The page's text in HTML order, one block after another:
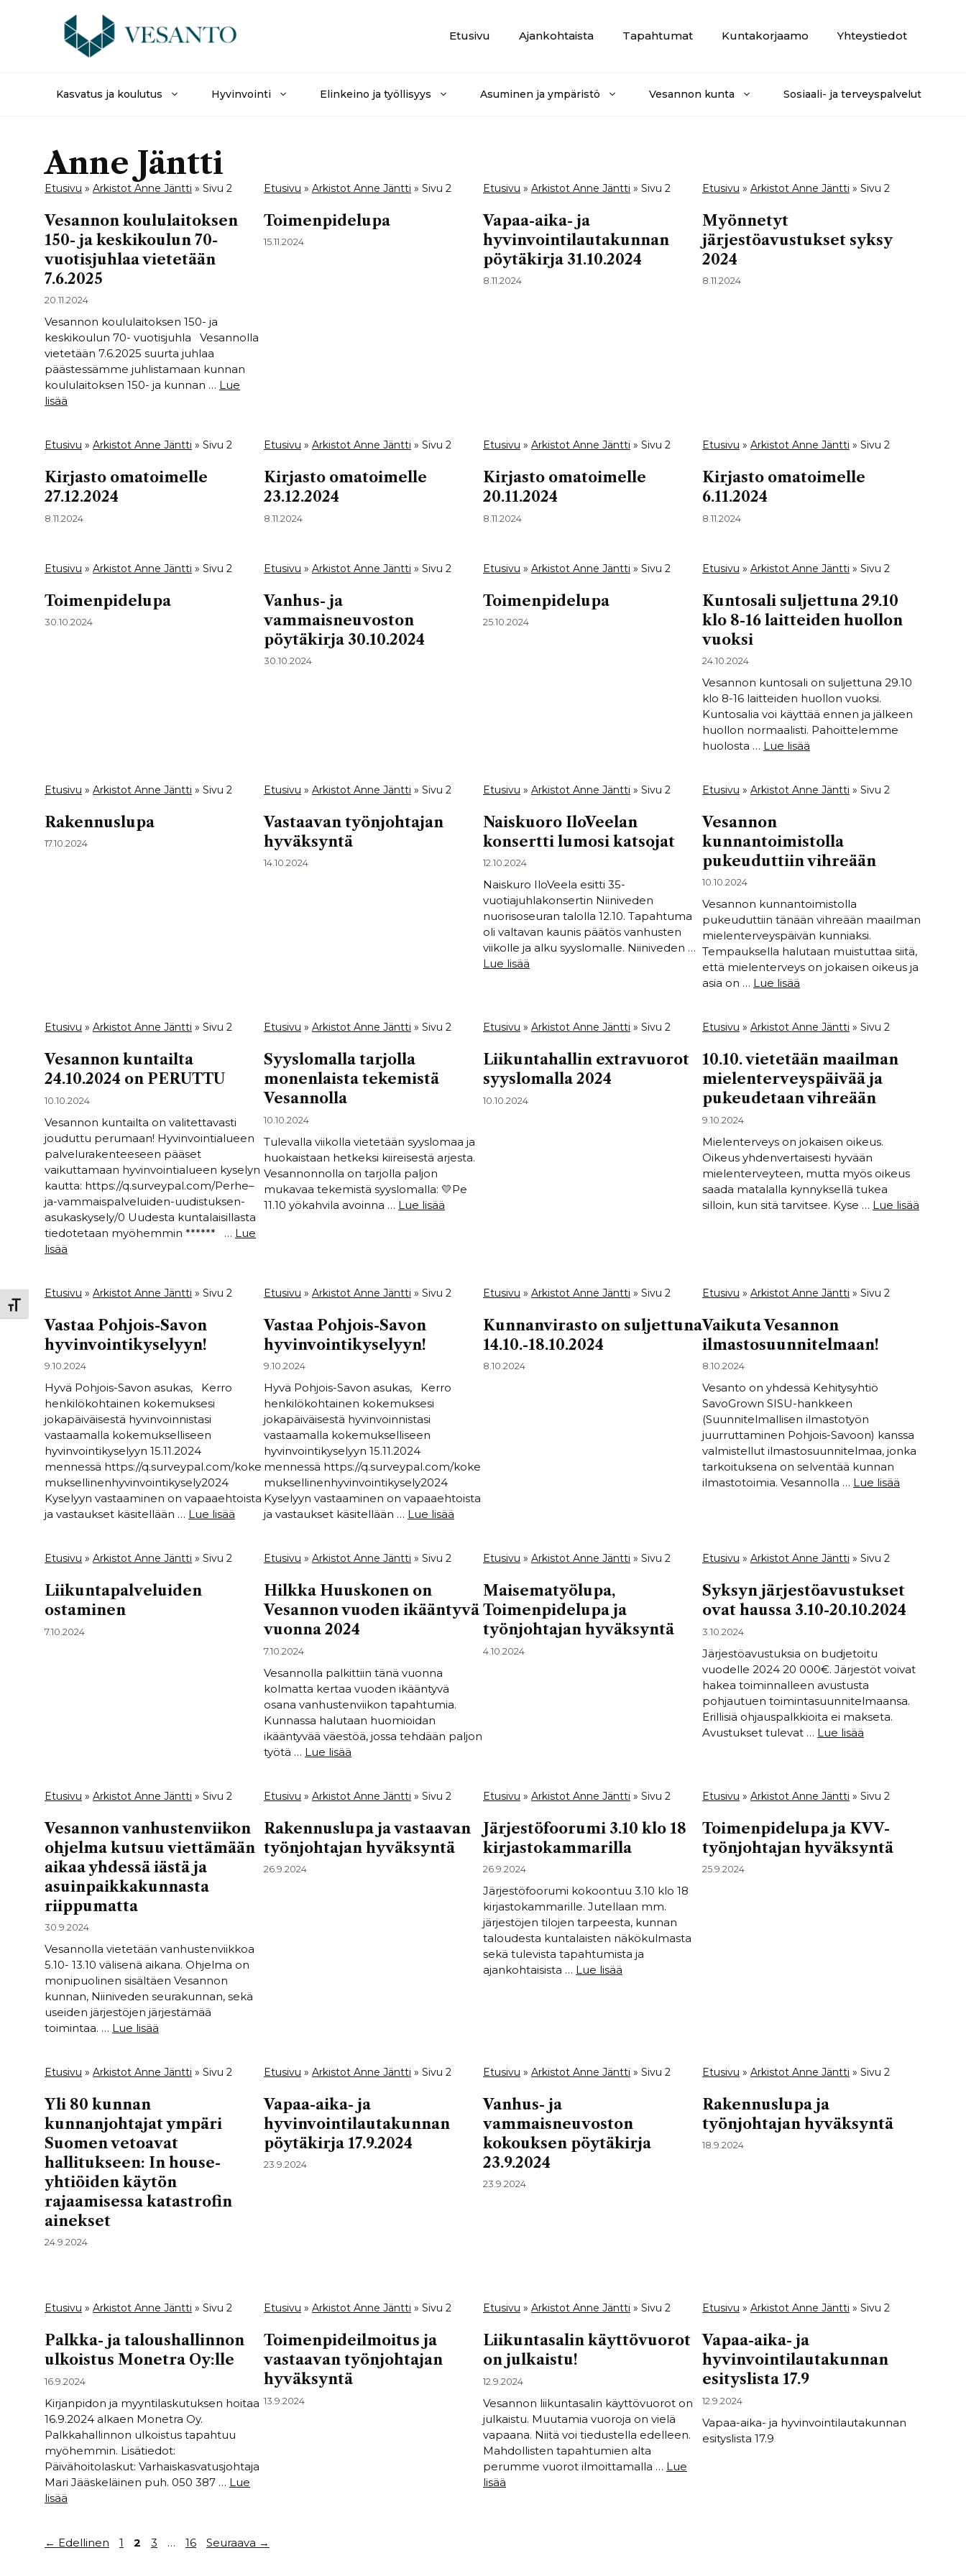
Toggle Font size
Etusivu
Ajankohtaista Tapahtumat Kuntakorjaamo Yhteystiedot
Kasvatus ja koulutus Hyvinvointi Elinkeino ja työllisyys Asuminen ja ympäristö Vesannon kunta Sosiaali- ja terveyspalvelut
Anne Jäntti
Etusivu » Arkistot Anne Jäntti » Sivu 2
Vesannon koululaitoksen
150- ja keskikoulun 70-
vuotisjuhlaa vietetään
7.6.2025
20.11.2024
Vesannon koululaitoksen 150- ja
keskikoulun 70- vuotisjuhla Vesannolla
vietetään 7.6.2025 suurta juhlaa
päästessämme juhlistamaan kunnan
koululaitoksen 150- ja kunnan … Lue
lisää
Etusivu » Arkistot Anne Jäntti » Sivu 2
Toimenpidelupa
15.11.2024
Etusivu » Arkistot Anne Jäntti » Sivu 2
Vapaa-aika- ja
hyvinvointilautakunnan
pöytäkirja 31.10.2024
8.11.2024
Etusivu » Arkistot Anne Jäntti » Sivu 2
Myönnetyt
järjestöavustukset syksy
2024
8.11.2024
Etusivu » Arkistot Anne Jäntti » Sivu 2
Kirjasto omatoimelle
27.12.2024
8.11.2024
Etusivu » Arkistot Anne Jäntti » Sivu 2
Kirjasto omatoimelle
23.12.2024
8.11.2024
Etusivu » Arkistot Anne Jäntti » Sivu 2
Kirjasto omatoimelle
20.11.2024
8.11.2024
Etusivu » Arkistot Anne Jäntti » Sivu 2
Kirjasto omatoimelle
6.11.2024
8.11.2024
Etusivu » Arkistot Anne Jäntti » Sivu 2
Toimenpidelupa
30.10.2024
Etusivu » Arkistot Anne Jäntti » Sivu 2
Vanhus- ja
vammaisneuvoston
pöytäkirja 30.10.2024
30.10.2024
Etusivu » Arkistot Anne Jäntti » Sivu 2
Toimenpidelupa
25.10.2024
Etusivu » Arkistot Anne Jäntti » Sivu 2
Kuntosali suljettuna 29.10
klo 8-16 laitteiden huollon
vuoksi
24.10.2024
Vesannon kuntosali on suljettuna 29.10
klo 8-16 laitteiden huollon vuoksi.
Kuntosalia voi käyttää ennen ja jälkeen
huollon normaalisti. Pahoittelemme
huolosta … Lue lisää
Etusivu » Arkistot Anne Jäntti » Sivu 2
Rakennuslupa
17.10.2024
Etusivu » Arkistot Anne Jäntti » Sivu 2
Vastaavan työnjohtajan
hyväksyntä
14.10.2024
Etusivu » Arkistot Anne Jäntti » Sivu 2
Naiskuoro IloVeelan
konsertti lumosi katsojat
12.10.2024
Naiskuro IloVeela esitti 35-
vuotiajuhlakonsertin Niiniveden
nuorisoseuran talolla 12.10. Tapahtuma
oli valtavan kaunis päätös vanhusten
viikolle ja alku syyslomalle. Niiniveden …
Lue lisää
Etusivu » Arkistot Anne Jäntti » Sivu 2
Vesannon
kunnantoimistolla
pukeuduttiin vihreään
10.10.2024
Vesannon kunnantoimistolla
pukeuduttiin tänään vihreään maailman
mielenterveyspäivän kunniaksi.
Tempauksella halutaan muistuttaa siitä,
että mielenterveys on jokaisen oikeus ja
asia on … Lue lisää
Etusivu » Arkistot Anne Jäntti » Sivu 2
Vesannon kuntailta
24.10.2024 on PERUTTU
10.10.2024
Vesannon kuntailta on valitettavasti
jouduttu perumaan! Hyvinvointialueen
palvelurakenteeseen pääset
vaikuttamaan hyvinvointialueen kyselyn
kautta: https://q.surveypal.com/Perhe–
ja-vammaispalveluiden-uudistuksen-
asukaskysely/0 Uudesta kuntalaisillasta
tiedotetaan myöhemmin ****** … Lue
lisää
Etusivu » Arkistot Anne Jäntti » Sivu 2
Syyslomalla tarjolla
monenlaista tekemistä
Vesannolla
10.10.2024
Tulevalla viikolla vietetään syyslomaa ja
huokaistaan hetkeksi kiireisestä arjesta.
Vesannonnolla on tarjolla paljon
mukavaa tekemistä syyslomalla: 💛Pe
11.10 yökahvila avoinna … Lue lisää
Etusivu » Arkistot Anne Jäntti » Sivu 2
Liikuntahallin extravuorot
syyslomalla 2024
10.10.2024
Etusivu » Arkistot Anne Jäntti » Sivu 2
10.10. vietetään maailman
mielenterveyspäivää ja
pukeudetaan vihreään
9.10.2024
Mielenterveys on jokaisen oikeus.
Oikeus yhdenvertaisesti hyvään
mielenterveyteen, mutta myös oikeus
saada matalalla kynnyksellä tukea
silloin, kun sitä tarvitsee. Kyse … Lue lisää
Etusivu » Arkistot Anne Jäntti » Sivu 2
Vastaa Pohjois-Savon
hyvinvointikyselyyn!
9.10.2024
Hyvä Pohjois-Savon asukas, Kerro
henkilökohtainen kokemuksesi
jokapäiväisestä hyvinvoinnistasi
vastaamalla kokemukselliseen
hyvinvointikyselyyn 15.11.2024
mennessä https://q.surveypal.com/koke
muksellinenhyvinvointikysely2024
Kyselyyn vastaaminen on vapaaehtoista
ja vastaukset käsitellään … Lue lisää
Etusivu » Arkistot Anne Jäntti » Sivu 2
Vastaa Pohjois-Savon
hyvinvointikyselyyn!
9.10.2024
Hyvä Pohjois-Savon asukas, Kerro
henkilökohtainen kokemuksesi
jokapäiväisestä hyvinvoinnistasi
vastaamalla kokemukselliseen
hyvinvointikyselyyn 15.11.2024
mennessä https://q.surveypal.com/koke
muksellinenhyvinvointikysely2024
Kyselyyn vastaaminen on vapaaehtoista
ja vastaukset käsitellään … Lue lisää
Etusivu » Arkistot Anne Jäntti » Sivu 2
Kunnanvirasto on suljettuna
14.10.-18.10.2024
8.10.2024
Etusivu » Arkistot Anne Jäntti » Sivu 2
Vaikuta Vesannon
ilmastosuunnitelmaan!
8.10.2024
Vesanto on yhdessä Kehitysyhtiö
SavoGrown SISU-hankkeen
(Suunnitelmallisen ilmastotyön
juurruttaminen Pohjois-Savoon) kanssa
valmistellut ilmastosuunnitelmaa, jonka
tarkoituksena on selventää kunnan
ilmastotoimia. Vesannolla … Lue lisää
Etusivu » Arkistot Anne Jäntti » Sivu 2
Liikuntapalveluiden
ostaminen
7.10.2024
Etusivu » Arkistot Anne Jäntti » Sivu 2
Hilkka Huuskonen on
Vesannon vuoden ikääntyvä
vuonna 2024
7.10.2024
Vesannolla palkittiin tänä vuonna
kolmatta kertaa vuoden ikääntyvä
osana vanhustenviikon tapahtumia.
Kunnassa halutaan huomioidan
ikääntyvää väestöä, jossa tehdään paljon
työtä … Lue lisää
Etusivu » Arkistot Anne Jäntti » Sivu 2
Maisematyölupa,
Toimenpidelupa ja
työnjohtajan hyväksyntä
4.10.2024
Etusivu » Arkistot Anne Jäntti » Sivu 2
Syksyn järjestöavustukset
ovat haussa 3.10-20.10.2024
3.10.2024
Järjestöavustuksia on budjetoitu
vuodelle 2024 20 000€. Järjestöt voivat
hakea toiminnalleen avustusta
pohjautuen toimintasuunnitelmaansa.
Erillisiä ohjauspalkkioita ei makseta.
Avustukset tulevat … Lue lisää
Etusivu » Arkistot Anne Jäntti » Sivu 2
Vesannon vanhustenviikon
ohjelma kutsuu viettämään
aikaa yhdessä iästä ja
asuinpaikkakunnasta
riippumatta
30.9.2024
Vesannolla vietetään vanhustenviikkoa
5.10- 13.10 välisenä aikana. Ohjelma on
monipuolinen sisältäen Vesannon
kunnan, Niiniveden seurakunnan, sekä
useiden järjestöjen järjestämää
toimintaa. … Lue lisää
Etusivu » Arkistot Anne Jäntti » Sivu 2
Rakennuslupa ja vastaavan
työnjohtajan hyväksyntä
26.9.2024
Etusivu » Arkistot Anne Jäntti » Sivu 2
Järjestöfoorumi 3.10 klo 18
kirjastokammarilla
26.9.2024
Järjestöfoorumi kokoontuu 3.10 klo 18
kirjastokammarille. Jutellaan mm.
järjestöjen tilojen tarpeesta, kunnan
taloudesta kuntalaisten näkökulmasta
sekä tulevista tapahtumista ja
ajankohtaisista … Lue lisää
Etusivu » Arkistot Anne Jäntti » Sivu 2
Toimenpidelupa ja KVV-
työnjohtajan hyväksyntä
25.9.2024
Etusivu » Arkistot Anne Jäntti » Sivu 2
Yli 80 kunnan
kunnanjohtajat ympäri
Suomen vetoavat
hallitukseen: In house-
yhtiöiden käytön
rajaamisessa katastrofin
ainekset
24.9.2024
Etusivu » Arkistot Anne Jäntti » Sivu 2
Vapaa-aika- ja
hyvinvointilautakunnan
pöytäkirja 17.9.2024
23.9.2024
Etusivu » Arkistot Anne Jäntti » Sivu 2
Vanhus- ja
vammaisneuvoston
kokouksen pöytäkirja
23.9.2024
23.9.2024
Etusivu » Arkistot Anne Jäntti » Sivu 2
Rakennuslupa ja
työnjohtajan hyväksyntä
18.9.2024
Etusivu » Arkistot Anne Jäntti » Sivu 2
Palkka- ja taloushallinnon
ulkoistus Monetra Oy:lle
16.9.2024
Kirjanpidon ja myyntilaskutuksen hoitaa
16.9.2024 alkaen Monetra Oy.
Palkkahallinnon ulkoistus tapahtuu
myöhemmin. Lisätiedot:
Päivähoitolaskut: Varhaiskasvatusjohtaja
Mari Jääskeläinen puh. 050 387 … Lue
lisää
Etusivu » Arkistot Anne Jäntti » Sivu 2
Toimenpideilmoitus ja
vastaavan työnjohtajan
hyväksyntä
13.9.2024
Etusivu » Arkistot Anne Jäntti » Sivu 2
Liikuntasalin käyttövuorot
on julkaistu!
12.9.2024
Vesannon liikuntasalin käyttövuorot on
julkaistu. Muutamia vuoroja on vielä
vapaana. Niitä voi tiedustella edelleen.
Mahdollisten tapahtumien alta
perumme vuorot ilmoittamalla … Lue
lisää
Etusivu » Arkistot Anne Jäntti » Sivu 2
Vapaa-aika- ja
hyvinvointilautakunnan
esityslista 17.9
12.9.2024
Vapaa-aika- ja hyvinvointilautakunnan
esityslista 17.9
← Edellinen Sivu
1 Sivu
2 Sivu
3 … Sivu
16 Seuraava →